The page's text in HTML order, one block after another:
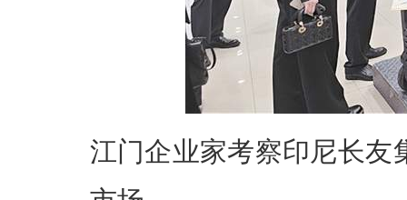
江门企业家考察印尼长友